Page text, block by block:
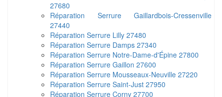
27680
Réparation Serrure Gaillardbois-Cressenville
27440
Réparation Serrure Lilly 27480
Réparation Serrure Damps 27340
Réparation Serrure Notre-Dame-d'Épine 27800
Réparation Serrure Gaillon 27600
Réparation Serrure Mousseaux-Neuville 27220
Réparation Serrure Saint-Just 27950
Réparation Serrure Corny 27700